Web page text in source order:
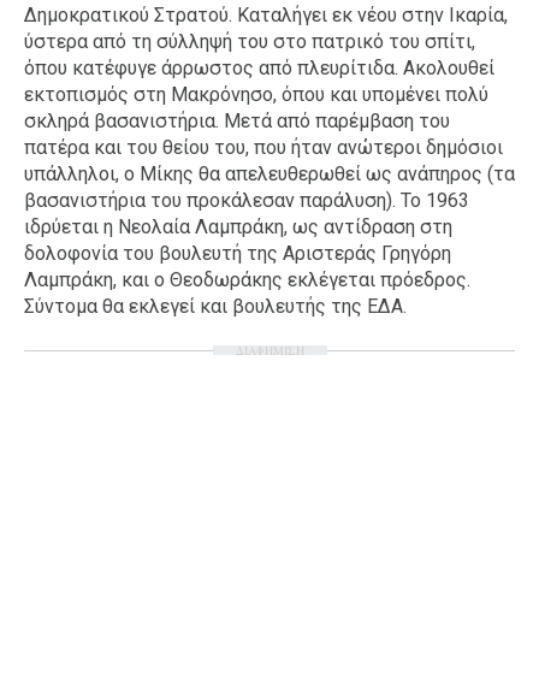
Σχέσεις
AGENDA
Agenda
Επιλογές
Εισιτήρια
Δημοκρατικού Στρατού. Καταλήγει εκ νέου στην Ικαρία,
ύστερα από τη σύλληψή του στο πατρικό του σπίτι,
όπου κατέφυγε άρρωστος από πλευρίτιδα. Ακολουθεί
εκτοπισμός στη Μακρόνησο, όπου και υπομένει πολύ
σκληρά βασανιστήρια. Μετά από παρέμβαση του
πατέρα και του θείου του, που ήταν ανώτεροι δημόσιοι
υπάλληλοι, ο Μίκης θα απελευθερωθεί ως ανάπηρος (τα
βασανιστήρια του προκάλεσαν παράλυση). Το 1963
ιδρύεται η Νεολαία Λαμπράκη, ως αντίδραση στη
δολοφονία του βουλευτή της Αριστεράς Γρηγόρη
Λαμπράκη, και ο Θεοδωράκης εκλέγεται πρόεδρος.
Σύντομα θα εκλεγεί και βουλευτής της ΕΔΑ.
ΔΙΑΦΗΜΙΣΗ